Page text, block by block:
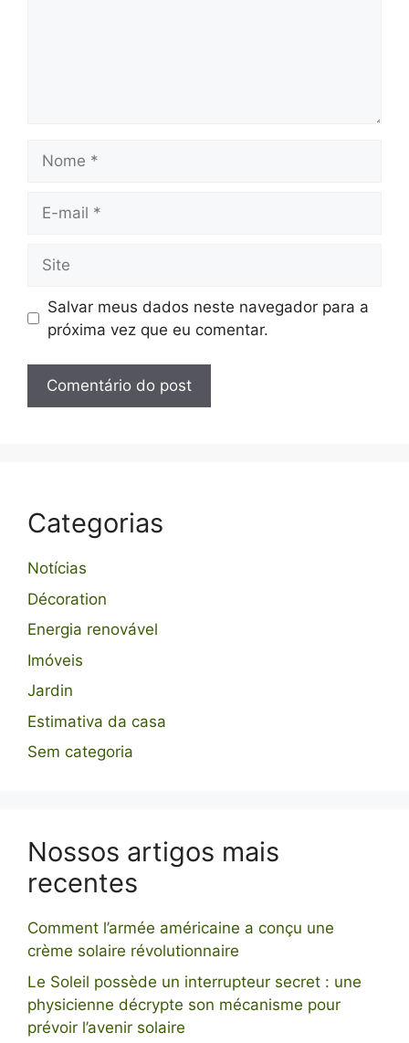
mail
Salvar meus dados neste navegador para a
próxima vez que eu comentar.
Categorias
Notícias
Décoration
Energia renovável
Imóveis
Jardin
Estimativa da casa
Sem categoria
Nossos artigos mais
recentes
Comment l’armée américaine a conçu une
crème solaire révolutionnaire
Le Soleil possède un interrupteur secret : une
physicienne décrypte son mécanisme pour
prévoir l’avenir solaire